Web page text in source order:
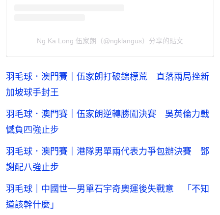
Ng Ka Long 伍家朗（@ngklangus）分享的貼文
羽毛球．澳門賽｜伍家朗打破錦標荒 直落兩局挫新
加坡球手封王
羽毛球．澳門賽｜伍家朗逆轉勝闖決賽 吳英倫力戰
憾負四強止步
羽毛球．澳門賽｜港隊男單兩代表力爭包辦決賽 鄧
謝配八強止步
羽毛球｜中國世一男單石宇奇奧運後失戰意 「不知
道該幹什麼」